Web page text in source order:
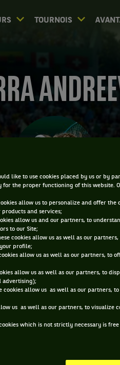
TOURNOIS
ET INFORMATIONS
PTS
ÈME
29/04/2007
like to use cookies placed by us or by
for the proper functioning of this website.
allow us to personalize and offer the
and services;
allow us and our partners, to
to our Site;
cookies allow us as well as our
profile;
allow us as well as our partners, to
allow us as well as our partners, to
advertising);
cookies allow us as well as our partners,
us as well as our partners, to visualize
which is not strictly necessary is